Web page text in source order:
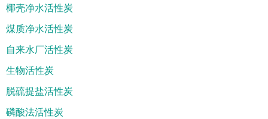
椰壳净水活性炭
煤质净水活性炭
自来水厂活性炭
生物活性炭
脱硫提盐活性炭
磷酸法活性炭